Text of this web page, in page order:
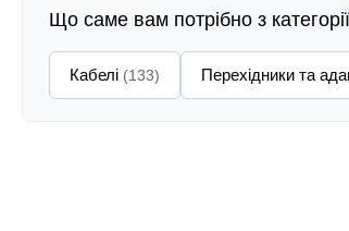
Що саме вам потрібно з
Кабелі (133) Перехідники та